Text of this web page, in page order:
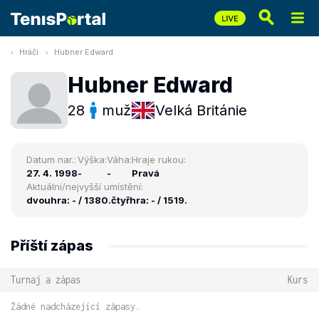
Hráči Hubner Edward
Hubner Edward
28 muž Velká Británie
Datum nar.:
27. 4. 1998
Výška:
-
Váha:
-
Hraje rukou:
Pravá
Aktuální/nejvyšší umístění:
dvouhra: - / 1380.čtyřhra: - / 1519.
Příští zápas
Turnaj a zápas Kurs
Žádné nadcházející zápasy.